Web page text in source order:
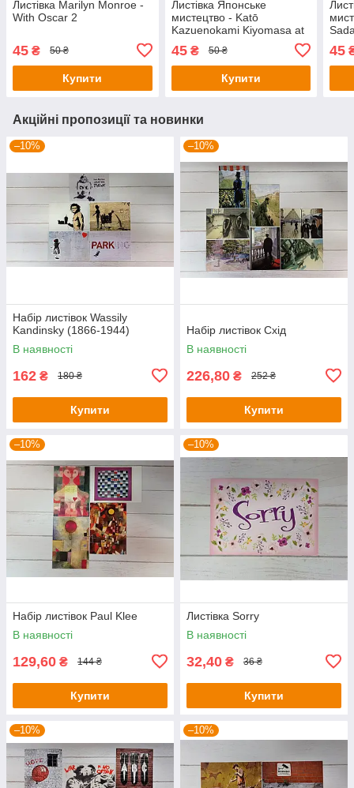
Листівка Marilyn Monroe -
With Oscar 2
45 ₴ 50 ₴
Купити
Листівка Японське
мистецтво - Katō
Kazuenokami Kiyomasa at
the Fall of Fushimi Castle,
publ. 1893
45₴ 50 ₴
Купити
45
Акційні пропозиції та новинки
–10%
Набір листівок Wassily
Kandinsky (1866-1944)
В наявності
162 ₴ 180 ₴
Купити
–10%
Набір листівок Схід
В наявності
226,80 ₴ 252 ₴
Купити
–10%
Набір листівок Paul Klee
В наявності
129,60 ₴ 144 ₴
Купити
–10%
Листівка Sorry
В наявності
32,40 ₴ 36 ₴
Купити
–10% –10%